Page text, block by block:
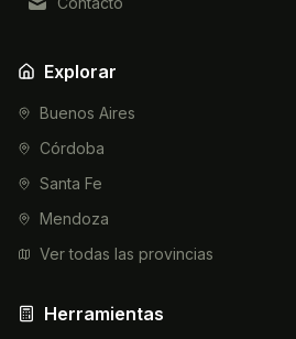
Explorar
Buenos Aires
Córdoba
Santa Fe
Mendoza
Ver todas las provincias
Herramientas